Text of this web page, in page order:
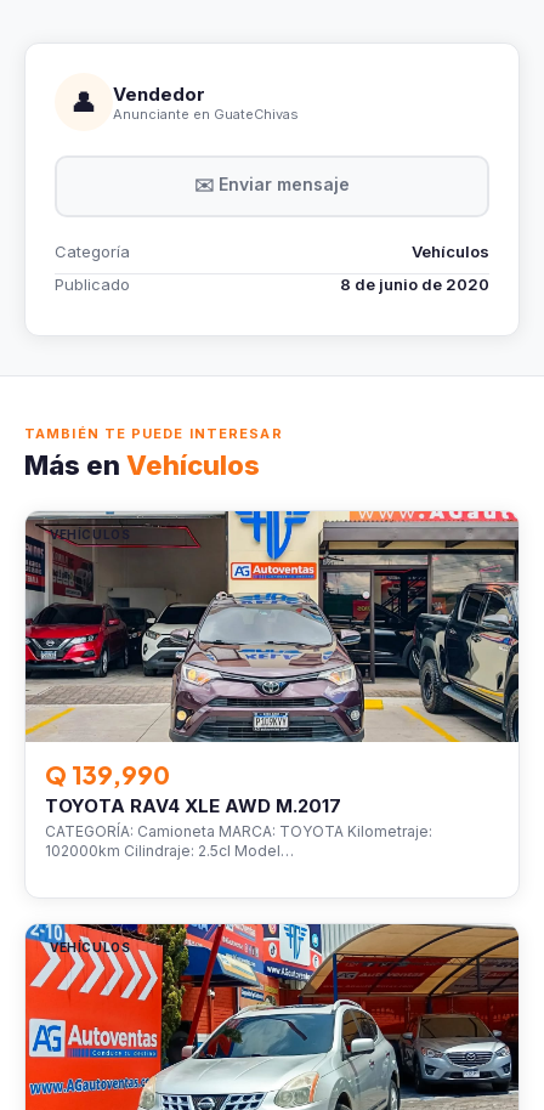
👤 Vendedor
Anunciante en GuateChivas
✉️ Enviar mensaje
Categoría
Vehículos
Publicado
8 de junio de 2020
TAMBIÉN TE PUEDE INTERESAR
Más en Vehículos
VEHÍCULOS
Q 139,990
TOYOTA RAV4 XLE AWD M.2017
CATEGORÍA: Camioneta MARCA: TOYOTA Kilometraje:
102000km Cilindraje: 2.5cl Model…
VEHÍCULOS